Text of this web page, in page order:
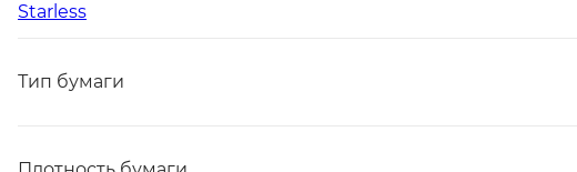
Starless
Тип бумаги